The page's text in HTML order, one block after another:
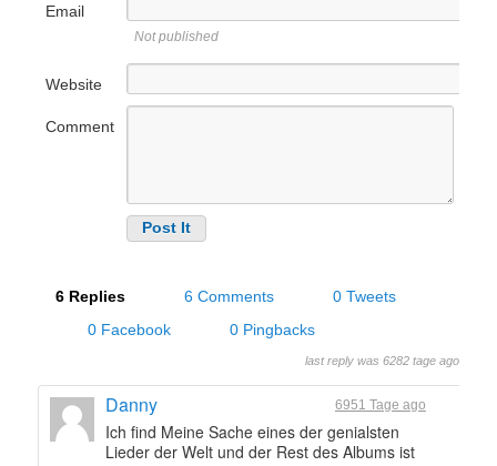
Email
Not published
Website
Comment
6 Replies 6 Comments
0 Tweets
0 Facebook
0 Pingbacks
last reply was 6282 tage ago
Danny 6951 Tage ago
Ich find Meine Sache eines der genialsten
Lieder der Welt und der Rest des Albums ist